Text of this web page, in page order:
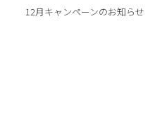
12月キャンペーンのお知らせ